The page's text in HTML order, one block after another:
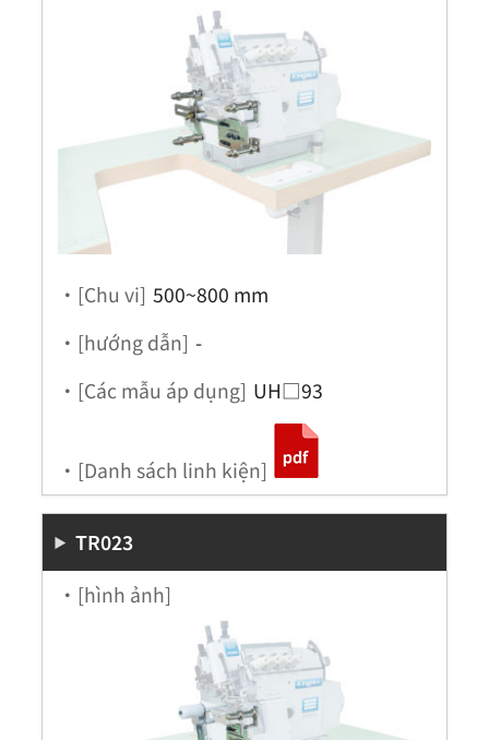
・[Chu vi] 500~800 mm
・[hướng dẫn] -
・[Các mẫu áp dụng] UH□93
・[Danh sách linh kiện]
TR023
・[hình ảnh]